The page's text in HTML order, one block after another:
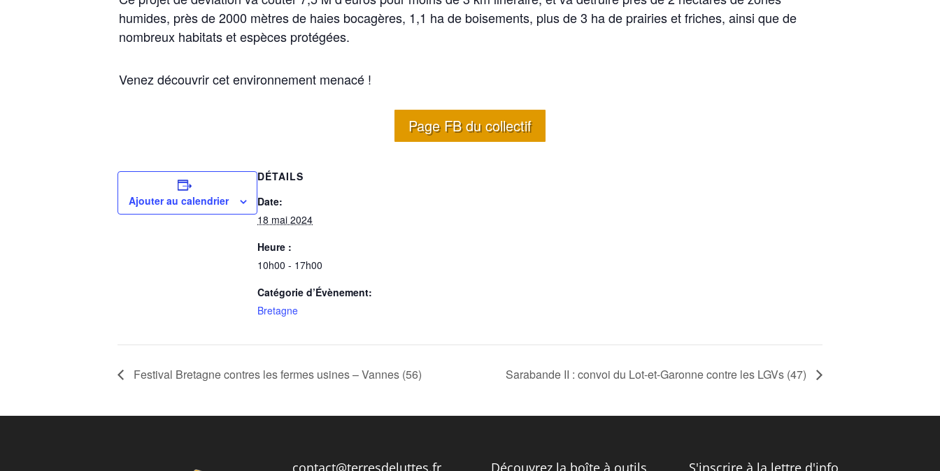
humides, près de 2000 mètres de haies bocagères, 1,1 ha de boisements, plus de 3 ha de prairies et friches, ainsi que de
nombreux habitats et espèces protégées.
Venez découvrir cet environnement menacé !
Page FB du collectif
Ajouter au calendrier
DÉTAILS
Date:
18 mai 2024
Heure :
10h00 - 17h00
Catégorie d’Évènement:
Bretagne
Festival Bretagne contres les fermes usines – Vannes (56) Sarabande II : convoi du Lot-et-Garonne contre les LGVs (47)
contact@terresdeluttes.fr Découvrez la boîte à outils S'inscrire à la lettre d'info